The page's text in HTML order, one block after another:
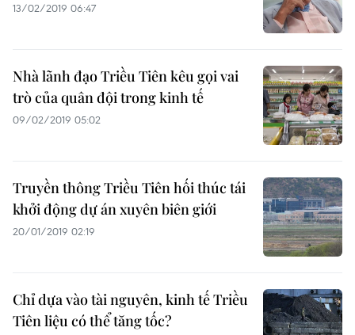
13/02/2019 06:47
Nhà lãnh đạo Triều Tiên kêu gọi vai
trò của quân đội trong kinh tế
09/02/2019 05:02
Truyền thông Triều Tiên hối thúc tái
khởi động dự án xuyên biên giới
20/01/2019 02:19
Chỉ dựa vào tài nguyên, kinh tế Triều
Tiên liệu có thể tăng tốc?